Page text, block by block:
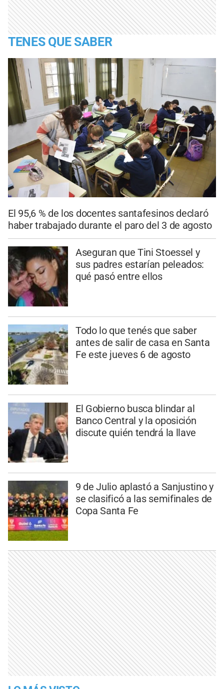
TENES QUE SABER
El 95,6 % de los docentes santafesinos declaró
haber trabajado durante el paro del 3 de agosto
Aseguran que Tini Stoessel y
sus padres estarían peleados:
qué pasó entre ellos
Todo lo que tenés que saber
antes de salir de casa en Santa
Fe este jueves 6 de agosto
El Gobierno busca blindar al
Banco Central y la oposición
discute quién tendrá la llave
9 de Julio aplastó a Sanjustino y
se clasificó a las semifinales de
Copa Santa Fe